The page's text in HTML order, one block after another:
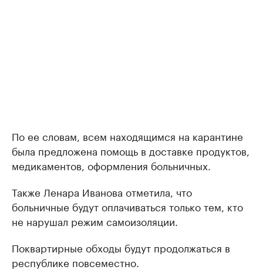
По ее словам, всем находящимся на карантине
была предложена помощь в доставке продуктов,
медикаментов, оформления больничных.
Также Ленара Иванова отметила, что
больничные будут оплачиваться только тем, кто
не нарушал режим самоизоляции.
Поквартирные обходы будут продолжаться в
республике повсеместно.